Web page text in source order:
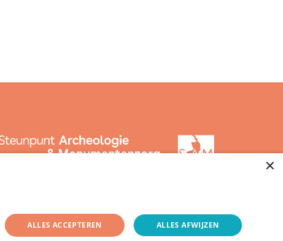
×
ALLES ACCEPTEREN ALLES AFWIJZEN